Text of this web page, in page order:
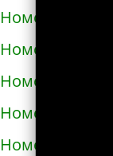
Номера
Номера
Номера
Номера
Номера